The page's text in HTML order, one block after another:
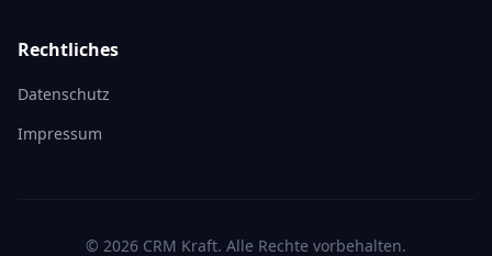
Rechtliches
Datenschutz
Impressum
© 2026 CRM Kraft. Alle Rechte vorbehalten.